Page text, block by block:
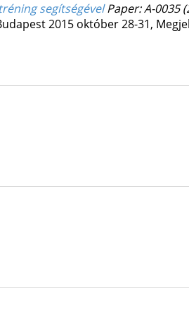
segítségével Paper: A-0035
2015 október 28-31,